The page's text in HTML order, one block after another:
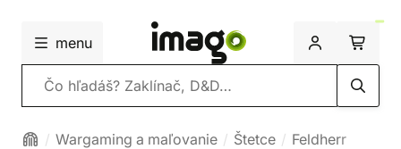
menu
Vyhľadávanie
Wargaming a maľovanie Štetce Feldherr